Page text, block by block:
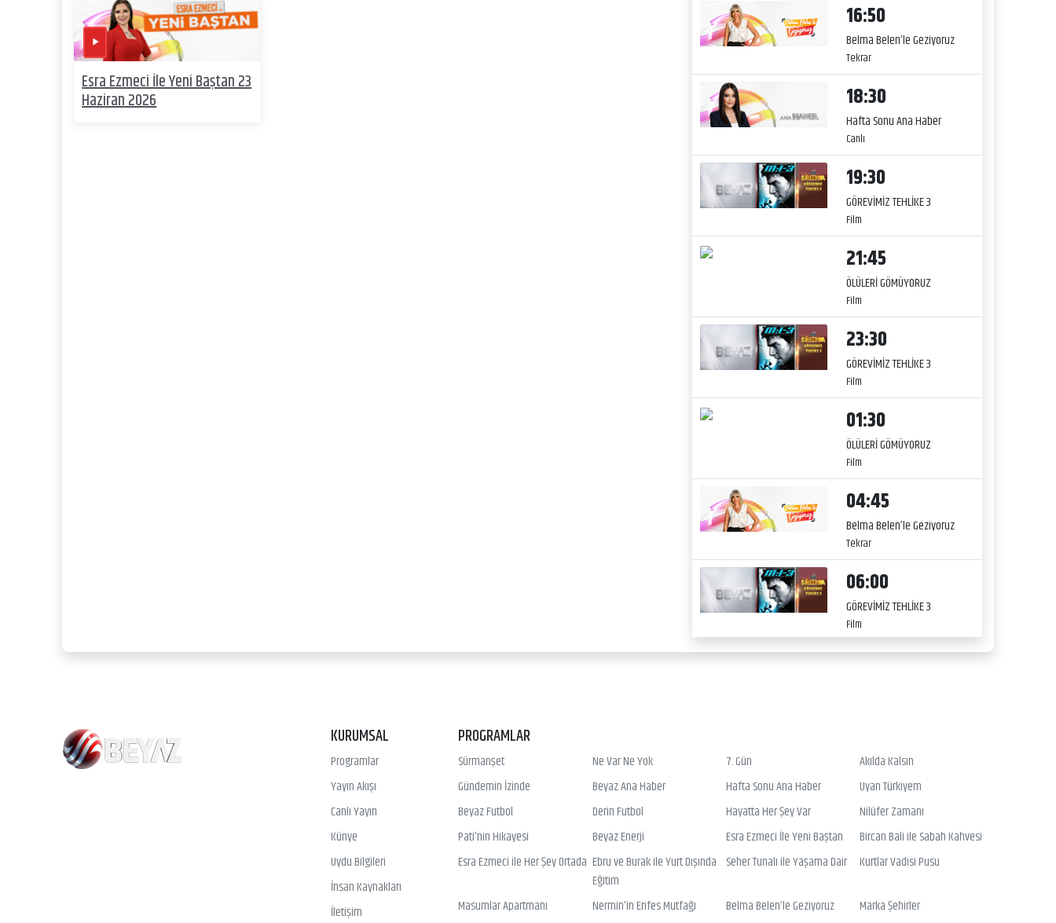
Esra Ezmeci İle Yeni Baştan 23
Haziran 2026
16:50
Belma Belen’le Geziyoruz
Tekrar
18:30
Hafta Sonu Ana Haber
Canlı
19:30
GÖREVİMİZ TEHLİKE 3
Film
21:45
ÖLÜLERİ GÖMÜYORUZ
Film
23:30
GÖREVİMİZ TEHLİKE 3
Film
01:30
ÖLÜLERİ GÖMÜYORUZ
Film
04:45
Belma Belen’le Geziyoruz
Tekrar
06:00
GÖREVİMİZ TEHLİKE 3
Film
KURUMSAL
Programlar
Yayın Akışı
Canlı Yayın
Künye
Uydu Bilgileri
İnsan Kaynakları
İletişim
PROGRAMLAR
Sürmanşet Ne Var Ne Yok 7. Gün
Akılda Kalsın
Gündemin İzinde
Beyaz Ana Haber Hafta Sonu Ana Haber
Uyan Türkiyem
Beyaz Futbol
Derin Futbol Hayatta Her Şey Var
Nilüfer Zamanı
Pati'nin Hikayesi
Beyaz Enerji Esra Ezmeci İle Yeni Baştan
Bircan Bali ile Sabah Kahvesi
Esra Ezmeci ile Her Şey Ortada Ebru ve Burak ile Yurt Dışında
Eğitim
Seher Tunalı ile Yaşama Dair Kurtlar Vadisi Pusu
Masumlar Apartmanı Nermin'in Enfes Mutfağı Belma Belen’le Geziyoruz
Marka Şehirler